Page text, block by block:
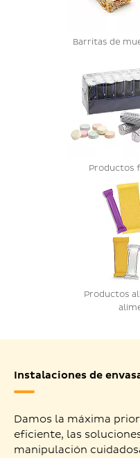
Barritas de
Productos
Productos
Instalaciones de
Damos la máxima
eficiente, las
manipulación